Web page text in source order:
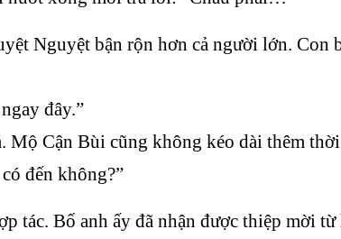
Nguyệt bận rộn hơn cả người lớn. Con
đây.”
Cận Bùi cũng không kéo dài thêm
đến không?”
tác. Bố anh ấy đã nhận được thiệp mời